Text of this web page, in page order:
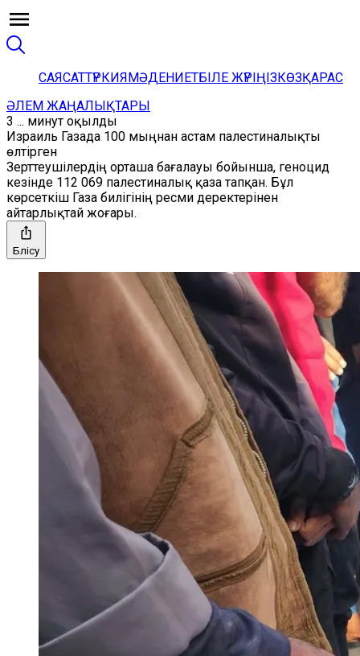
САЯСАТТҮРКИЯМӘДЕНИЕТБІЛЕ ЖҮРІҢІЗКӨЗҚАРАС
ӘЛЕМ ЖАҢАЛЫҚТАРЫ
3 ... минут оқылды
Израиль Газада 100 мыңнан астам палестиналықты
өлтірген
Зерттеушілердің орташа бағалауы бойынша, геноцид
кезінде 112 069 палестиналық қаза тапқан. Бұл
көрсеткіш Газа билігінің ресми деректерінен
айтарлықтай жоғары.
Бөлісу